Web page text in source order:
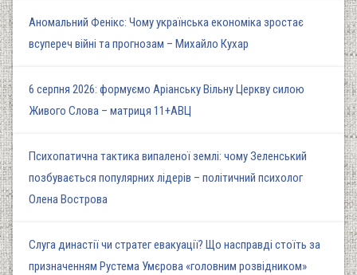
Аномальний Фенікс: Чому українська економіка зростає
всупереч війні та прогнозам – Михайло Кухар
6 серпня 2026: формуємо Аріанську Вільну Церкву силою
Живого Слова – матриця 11+АВЦ
Психопатична тактика випаленої землі: чому Зеленський
позбувається популярних лідерів – політичний психолог
Олена Вострова
Слуга династії чи стратег евакуації? Що насправді стоїть за
призначенням Рустема Умєрова «головним розвідником»